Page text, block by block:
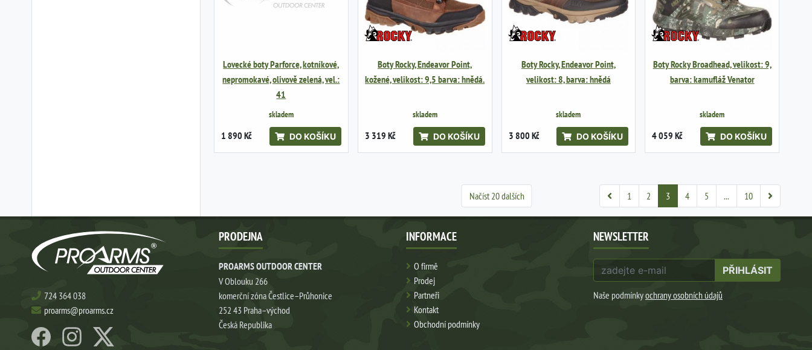
Lovecké boty Parforce, kotníkové,
nepromokavé, olivově zelená, vel.:
41
skladem
1 890 Kč DO KOŠÍKU
Boty Rocky, Endeavor Point,
kožené, velikost: 9,5 barva: hnědá.
skladem
3 319 Kč DO KOŠÍKU
Boty Rocky, Endeavor Point,
velikost: 8, barva: hnědá
skladem
3 800 Kč DO KOŠÍKU
Boty Rocky Broadhead, velikost: 9,
barva: kamufláž Venator
skladem
4 059 Kč DO KOŠÍKU
Načíst 20 dalších 1 2 3 4 5 ... 10
724 364 038
proarms@proarms.cz
PRODEJNA
PROARMS OUTDOOR CENTER
V Oblouku 266
komerční zóna Čestlice–Průhonice
252 43 Praha–východ
Česká Republika
INFORMACE
O firmě
Prodej
Partneři
Kontakt
Obchodní podmínky
NEWSLETTER
PŘIHLÁSIT
Naše podmínkyochrany osobních údajů